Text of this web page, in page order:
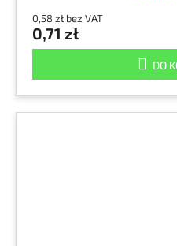
0,58 zł bez VAT
0,71 zł
DO